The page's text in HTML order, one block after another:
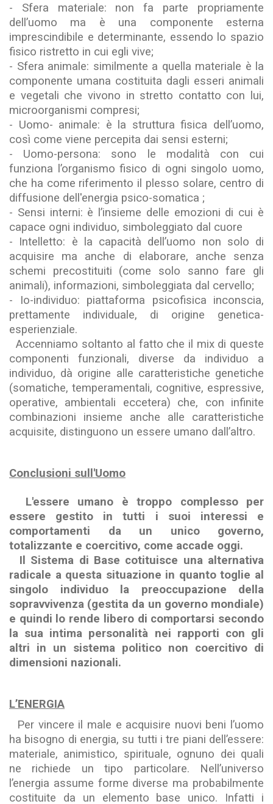
- Sfera materiale: non fa parte propriamente
dell’uomo ma è una componente esterna
imprescindibile e determinante, essendo lo spazio
fisico ristretto in cui egli vive;
- Sfera animale: similmente a quella materiale è la
componente umana costituita dagli esseri animali
e vegetali che vivono in stretto contatto con lui,
microorganismi compresi;
- Uomo- animale: è la struttura fisica dell’uomo,
così come viene percepita dai sensi esterni;
- Uomo-persona: sono le modalità con cui
funziona l’organismo fisico di ogni singolo uomo,
che ha come riferimento il plesso solare, centro di
diffusione dell'energia psico-somatica ;
- Sensi interni: è l’insieme delle emozioni di cui è
capace ogni individuo, simboleggiato dal cuore
- Intelletto: è la capacità dell’uomo non solo di
acquisire ma anche di elaborare, anche senza
schemi precostituiti (come solo sanno fare gli
animali), informazioni, simboleggiata dal cervello;
- Io-individuo: piattaforma psicofisica inconscia,
prettamente individuale, di origine genetica-
esperienziale.
Accenniamo soltanto al fatto che il mix di queste
componenti funzionali, diverse da individuo a
individuo, dà origine alle caratteristiche genetiche
(somatiche, temperamentali, cognitive, espressive,
operative, ambientali eccetera) che, con infinite
combinazioni insieme anche alle caratteristiche
acquisite, distinguono un essere umano dall’altro.
Conclusioni sull'Uomo
L'essere umano è troppo complesso per
essere gestito in tutti i suoi interessi e
comportamenti da un unico governo,
totalizzante e coercitivo, come accade oggi.
Il Sistema di Base cotituisce una alternativa
radicale a questa situazione in quanto toglie al
singolo individuo la preoccupazione della
sopravvivenza (gestita da un governo mondiale)
e quindi lo rende libero di comportarsi secondo
la sua intima personalità nei rapporti con gli
altri in un sistema politico non coercitivo di
dimensioni nazionali.
L’ENERGIA
Per vincere il male e acquisire nuovi beni l’uomo
ha bisogno di energia, su tutti i tre piani dell’essere:
materiale, animistico, spirituale, ognuno dei quali
ne richiede un tipo particolare. Nell’universo
l’energia assume forme diverse ma probabilmente
costituite da un elemento base unico. Infatti i